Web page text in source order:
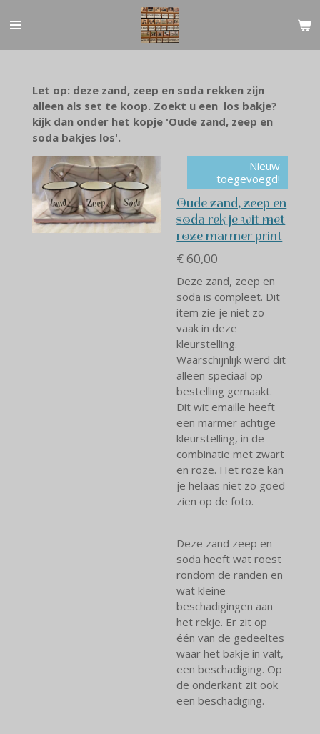
direct
Let op: deze zand, zeep en soda rekken zijn
alleen als set te koop. Zoekt u een los bakje?
kijk dan onder het kopje 'Oude zand, zeep en
soda bakjes los'.
Nieuw
toegevoegd!
Oude zand, zeep en
soda rekje wit met
roze marmer print
€ 60,00
Deze zand, zeep en
soda is compleet. Dit
item zie je niet zo
vaak in deze
kleurstelling.
Waarschijnlijk werd dit
alleen speciaal op
bestelling gemaakt.
Dit wit emaille heeft
een marmer achtige
kleurstelling, in de
combinatie met zwart
en roze. Het roze kan
je helaas niet zo goed
zien op de foto.
Deze zand zeep en
soda heeft wat roest
rondom de randen en
wat kleine
beschadigingen aan
het rekje. Er zit op
één van de gedeeltes
waar het bakje in valt,
een beschadiging. Op
de onderkant zit ook
een beschadiging.